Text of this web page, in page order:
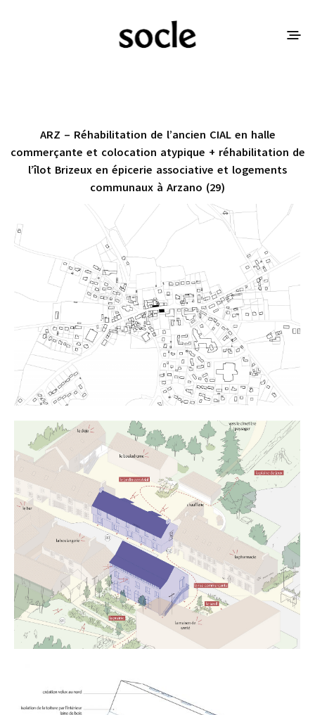
ARZ – Réhabilitation de l’ancien CIAL en halle
commerçante et colocation atypique + réhabilitation de
l’îlot Brizeux en épicerie associative et logements
communaux à Arzano (29)